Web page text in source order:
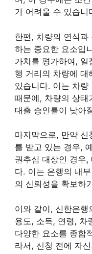
가 어려울 수 있습니
한편, 차량의 연식과
하는 중요한 요소입
가치를 평가하여,
행 거리의 차량에 대
있습니다. 이는 차량
때문에, 차량의 상태
대출 승인률이 낮아
마지막으로, 만약 신
를 받고 있는 경우,
권추심 대상인 경우,
다. 이는 은행의 내
의 신뢰성을 확보하
이와 같이, 신한은행
용도, 소득, 연령, 차
다양한 요소를 종합
라서, 신청 전에 자